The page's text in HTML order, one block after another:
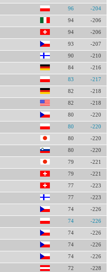
96 -204
94 -206
94 -206
93 -207
90 -210
84 -216
83 -217
82 -218
82 -218
80 -220
80 -220
80 -220
80 -220
79 -221
79 -221
77 -223
77 -223
74 -226
74 -226
74 -226
74 -226
74 -226
72 -228